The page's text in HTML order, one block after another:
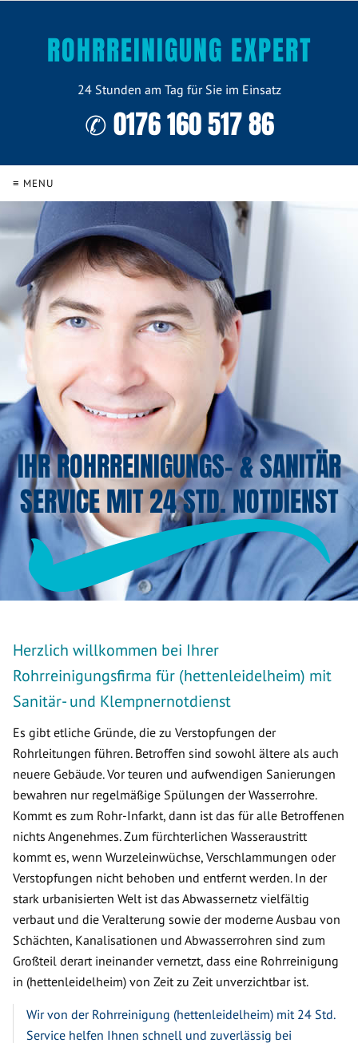
ROHRREINIGUNG EXPERT
24 Stunden am Tag für Sie im Einsatz
✆ 0176 160 517 86
≡ MENU
IHR ROHRREINIGUNGS- & SANITÄR
SERVICE MIT 24 STD. NOTDIENST
Herzlich willkommen bei Ihrer
Rohrreinigungsfirma für (hettenleidelheim) mit
Sanitär- und Klempnernotdienst
Es gibt etliche Gründe, die zu Verstopfungen der
Rohrleitungen führen. Betroffen sind sowohl ältere als auch
neuere Gebäude. Vor teuren und aufwendigen Sanierungen
bewahren nur regelmäßige Spülungen der Wasserrohre.
Kommt es zum Rohr-Infarkt, dann ist das für alle Betroffenen
nichts Angenehmes. Zum fürchterlichen Wasseraustritt
kommt es, wenn Wurzeleinwüchse, Verschlammungen oder
Verstopfungen nicht behoben und entfernt werden. In der
stark urbanisierten Welt ist das Abwassernetz vielfältig
verbaut und die Veralterung sowie der moderne Ausbau von
Schächten, Kanalisationen und Abwasserrohren sind zum
Großteil derart ineinander vernetzt, dass eine Rohrreinigung
in (hettenleidelheim) von Zeit zu Zeit unverzichtbar ist.
Wir von der Rohrreinigung (hettenleidelheim) mit 24 Std.
Service helfen Ihnen schnell und zuverlässig bei